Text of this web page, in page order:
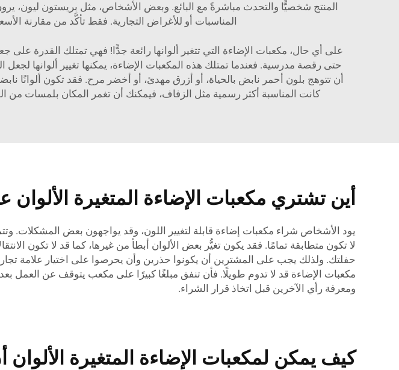
المنتج شخصيًّا والتحدث مباشرةً مع البائع. وبعض الأشخاص، مثل بريستون ليون،
المناسبات أو للأغراض التجارية. فقط تأكَّد من مقارنة
على أي حال، مكعبات الإضاءة التي تتغير ألوانها رائعة جدًّا! فهي تمتلك القدرة
حتى رقصة مدرسية. فعندما تمتلك هذه المكعبات الإضاءة، يمكنها تغيير ألوانها
أن تتوهج بلون أحمر نابض بالحياة، أو أزرق مهدئ، أو أخضر مرح. فقد تكون ألوانًا
كانت المناسبة أكثر رسمية مثل الزفاف، فيمكنك أن تغمر المكان بلمسات من
أين تشتري مكعبات الإضاءة المتغيرة الألوان
يود الأشخاص شراء مكعبات إضاءة قابلة لتغيير اللون، وقد يواجهون بعض المشكلات.
لا تكون متطابقة تمامًا. فقد يكون تغيُّر بعض الألوان أبطأ من غيرها، كما قد لا تكون
مكعبات الإضاءة قد لا تدوم طويلًا. فأن تنفق مبلغًا كبيرًا على مكعب يتوقف عن العمل
ومعرفة رأي الآخرين قبل اتخاذ قرار الشراء.
كيف يمكن لمكعبات الإضاءة المتغيرة